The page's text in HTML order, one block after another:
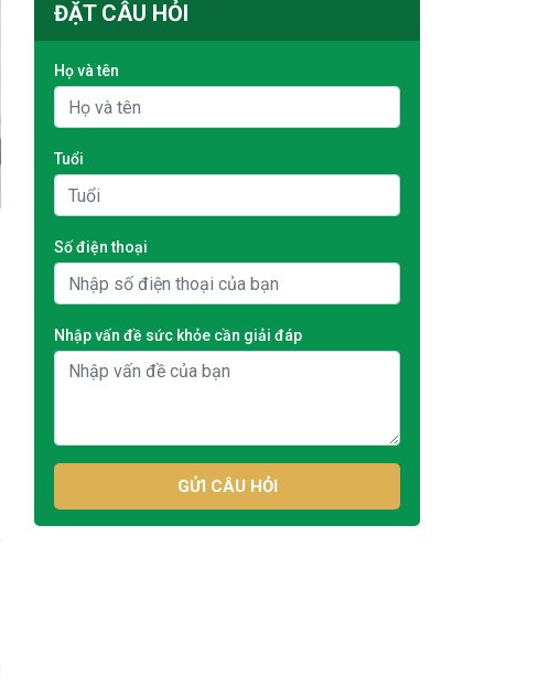
ĐẶT CÂU HỎI
Họ và tên
Tuổi
Số điện thoại
Nhập vấn đề sức khỏe cần giải đáp
GỬI CÂU HỎI